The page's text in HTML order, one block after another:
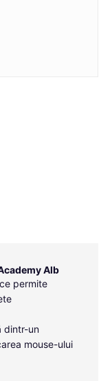
Alb
permite
dintr-un
mouse-ului